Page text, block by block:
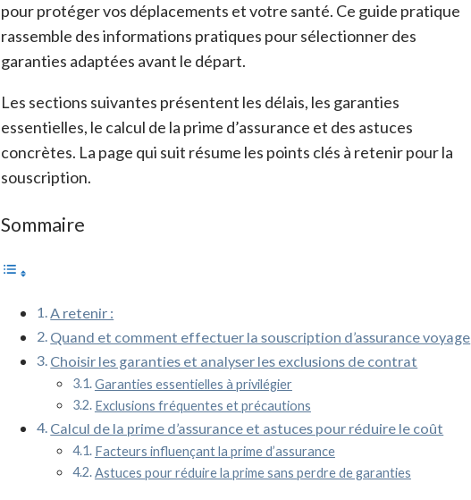
pour protéger vos déplacements et votre santé. Ce guide pratique
rassemble des informations pratiques pour sélectionner des
garanties adaptées avant le départ.
Les sections suivantes présentent les délais, les garanties
essentielles, le calcul de la prime d’assurance et des astuces
concrètes. La page qui suit résume les points clés à retenir pour la
souscription.
Sommaire
A retenir :
Quand et comment effectuer la souscription d’assurance voyage
Choisir les garanties et analyser les exclusions de contrat
Garanties essentielles à privilégier
Exclusions fréquentes et précautions
Calcul de la prime d’assurance et astuces pour réduire le coût
Facteurs influençant la prime d’assurance
Astuces pour réduire la prime sans perdre de garanties